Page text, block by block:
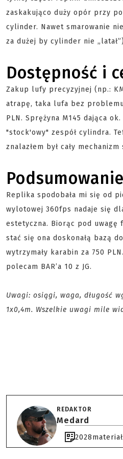
zaskakująco duży opór przy
cylinder. Nawet smarowanie
za dużej by cylinder nie
Dostępność i
Zakup lufy precyzyjnej (np.:
atrapę, taka lufa bez
PLN. Sprężyna M145 dająca
"stock'owy" zespół cylindra.
znalazłem był cały
Podsumowanie
Replika spodobała mi się od
wylotowej 360fps nadaje się
estetyczna. Biorąc pod uwagę
stać się ona doskonałą bazą
wytrzymały karabin za 750
polecam BAR’a 10 z JG.
Uwagi: osiągi, waga, długość
1x0,4m. Wszelkie uwagi mile
REDAKTOR
Medard
2028